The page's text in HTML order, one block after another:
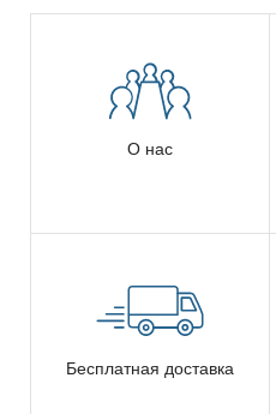
О нас
Бесплатная доставка